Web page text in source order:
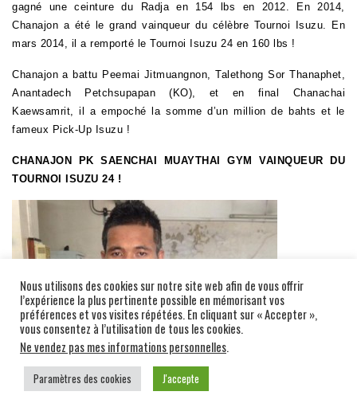
gagné une ceinture du Radja en 154 lbs en 2012. En 2014,
Chanajon a été le grand vainqueur du célèbre Tournoi Isuzu. En
mars 2014, il a remporté le Tournoi Isuzu 24 en 160 lbs !
Chanajon a battu Peemai Jitmuangnon, Talethong Sor Thanaphet,
Anantadech Petchsupapan
(KO), et en final Chanachai
Kaewsamrit, il a empoché la somme d’un million de bahts et le
fameux Pick-Up Isuzu !
CHANAJON
PK SAENCHAI MUAYTHAI GYM VAINQUEUR DU
TOURNOI ISUZU 24 !
Nous utilisons des cookies sur notre site web afin de vous offrir
l’expérience la plus pertinente possible en mémorisant vos
préférences et vos visites répétées. En cliquant sur « Accepter »,
vous consentez à l’utilisation de tous les cookies.
Ne vendez pas mes informations personnelles.
Paramètres des cookies J'accepte